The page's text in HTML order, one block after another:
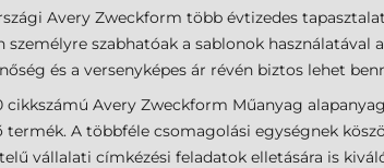
Avery Zweckform több évtizedes
személyre szabhatóak a sablonok
és a versenyképes ár révén biztos lehet
cikkszámú Avery Zweckform Műanyag
termék. A többféle csomagolási egységnek
vállalati címkézési feladatok elletására is